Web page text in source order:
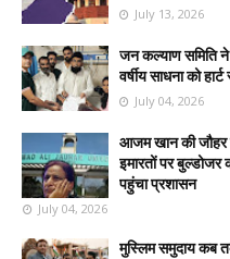
July 13, 2026
जन कल्याण समिति
वर्षीय साधना को
July 04, 2026
आजम खान की जौहर
इमारतों पर बुल्डोजर
पहुंचा प्रशासन
July 04, 2026
मुस्लिम समुदाय कब